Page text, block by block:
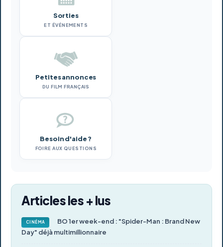
Sorties
ET ÉVÉNEMENTS
Petites annonces
DU FILM FRANÇAIS
Besoin d'aide ?
FOIRE AUX QUESTIONS
Articles les + lus
CINÉMA
BO 1er week-end : "Spider-Man : Brand New
Day" déjà multimillionnaire